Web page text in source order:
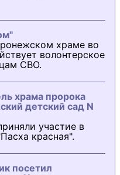
храме во
волонтерское
СВО.
храма пророка
детский сад N
участие в
красная".
посетил